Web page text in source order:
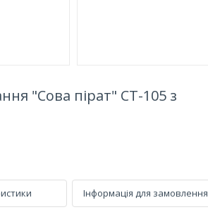
"Сова пірат" СТ-105 з
Інформація для замовлення